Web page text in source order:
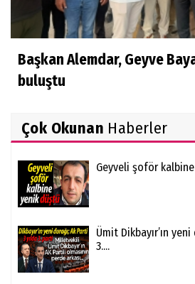
Başkan Alemdar, Geyve
buluştu
Çok Okunan Haberler
Geyveli şoför
Ümit Dikbayır’ın
3....